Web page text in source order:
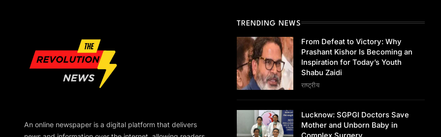
An online newspaper is a digital platform that delivers
TRENDING NEWS
From Defeat to Victory: Why
Prashant Kishor Is Becoming an
Inspiration for Today’s Youth
Shabu Zaidi
राष्ट्रीय
Lucknow: SGPGI Doctors Save
Mother and Unborn Baby in